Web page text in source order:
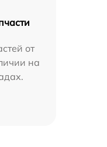
от
на